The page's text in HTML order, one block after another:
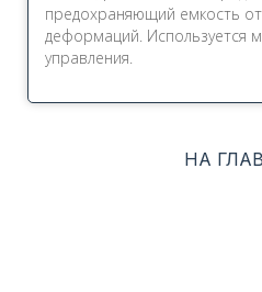
предохраняющий емкость
деформаций. Используется
управления.
НА